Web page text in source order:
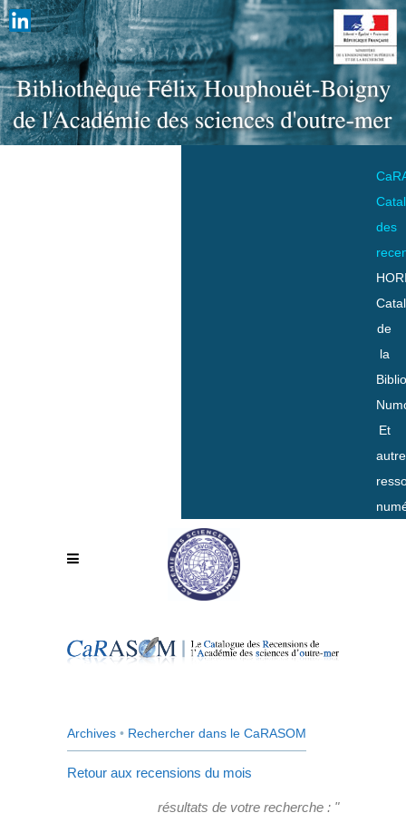
des
de
la
Et
Archives • Rechercher dans le CaRASOM
Retour aux recensions du mois
résultats de votre recherche : "